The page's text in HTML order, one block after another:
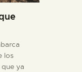
los
ya